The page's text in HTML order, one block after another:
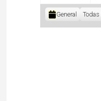
Categorías
General Todas